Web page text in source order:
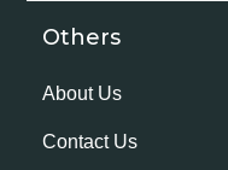
Others
About Us
Contact Us